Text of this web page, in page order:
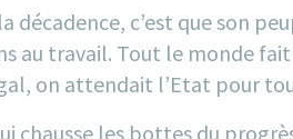
décadence, c’est que son
au travail. Tout le monde
on attendait l’Etat pour
chausse les bottes du